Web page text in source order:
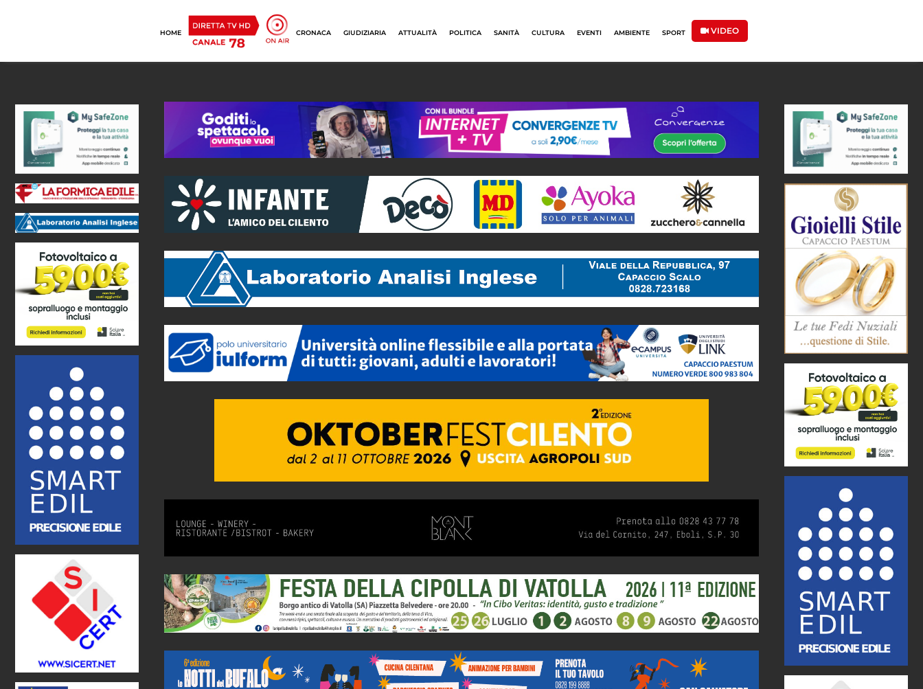
HOME CRONACA GIUDIZIARIA ATTUALITÀ POLITICA SANITÀ CULTURA EVENTI AMBIENTE SPORT VIDEO